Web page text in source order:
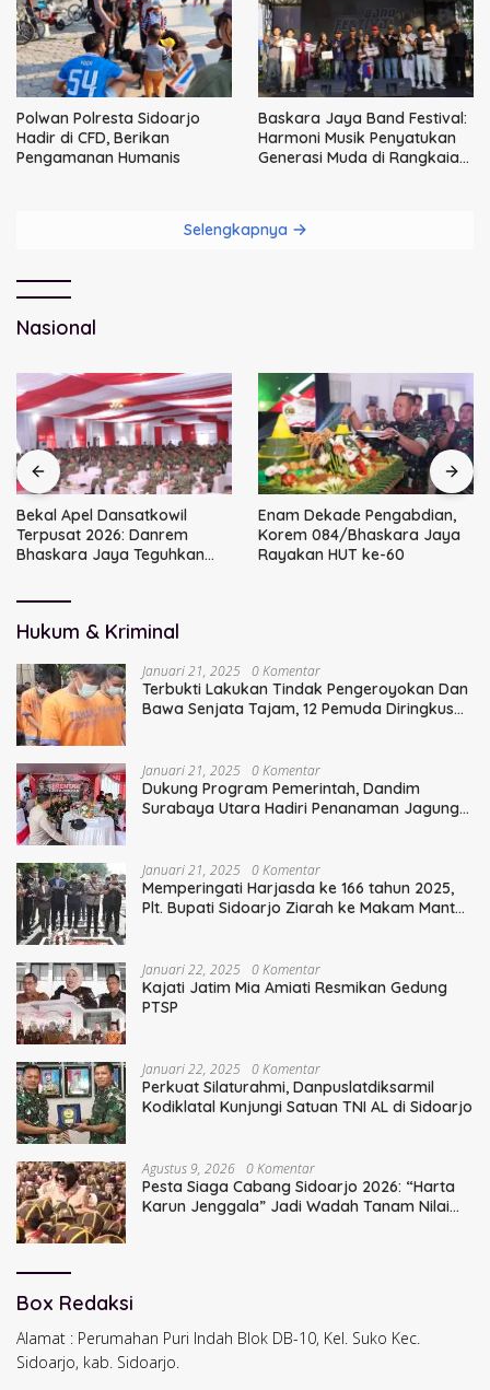
Polwan Polresta Sidoarjo
Hadir di CFD, Berikan
Pengamanan Humanis
Baskara Jaya Band Festival:
Harmoni Musik Penyatukan
Generasi Muda di Rangkaian
Selengkapnya
Nasional
Bekal Apel Dansatkowil
Terpusat 2026: Danrem
Bhaskara Jaya Teguhkan
Enam Dekade Pengabdian,
Korem 084/Bhaskara Jaya
Rayakan HUT ke-60
Hukum & Kriminal
Januari 21, 2025 0 Komentar
Terbukti Lakukan Tindak Pengeroyokan Dan
Bawa Senjata Tajam, 12 Pemuda Diringkus
Januari 21, 2025 0 Komentar
Dukung Program Pemerintah, Dandim
Surabaya Utara Hadiri Penanaman Jagung
Januari 21, 2025 0 Komentar
Memperingati Harjasda ke 166 tahun 2025,
Plt. Bupati Sidoarjo Ziarah ke Makam Mantan
Januari 22, 2025 0 Komentar
Kajati Jatim Mia Amiati Resmikan Gedung
PTSP
Januari 22, 2025 0 Komentar
Perkuat Silaturahmi, Danpuslatdiksarmil
Kodiklatal Kunjungi Satuan TNI AL di Sidoarjo
Agustus 9, 2026 0 Komentar
Pesta Siaga Cabang Sidoarjo 2026: “Harta
Karun Jenggala” Jadi Wadah Tanam Nilai
Box Redaksi
Alamat : Perumahan Puri Indah Blok DB-10, Kel. Suko Kec.
Sidoarjo, kab. Sidoarjo.